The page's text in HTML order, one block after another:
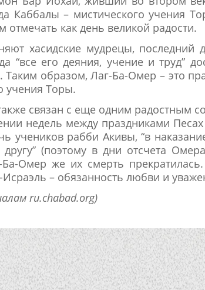
Каббалы – мистического учения
отмечать как день великой радости.
хасидские мудрецы, последний
“все его деяния, учение и труд”
Таким образом, Лаг-Ба-Омер – это
учения Торы.
связан с еще одним радостным
недель между праздниками
учеников рабби Акивы, “в
другу” (поэтому в дни отсчета
Омер же их смерть
Исраэль – обязанность любви и
ru.chabad.org)